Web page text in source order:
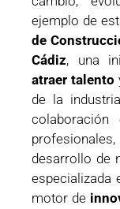
ejemplo de
de
Cádiz, una
atraer talento
de la
colaboración
desarrollo de
especializada
motor de